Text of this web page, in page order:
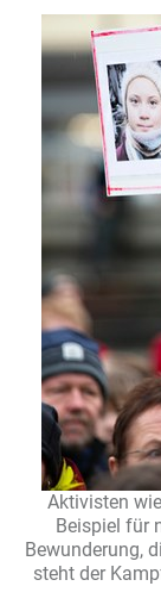
Aktivisten
Beispiel für
Bewunderung,
steht der